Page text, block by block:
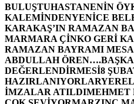
BULUŞTUHASTANENİN
KALEMİNDENYENİCE
KARAKAŞ’IN RAMAZAN
MARMARA ÇİNKO GERİ
RAMAZAN BAYRAMI
ABDULLAH ÖREN….
DEĞERLENDİRMESİ8
HAZIRLANIYORLAR
İMZALAR ATILDIMEHMET